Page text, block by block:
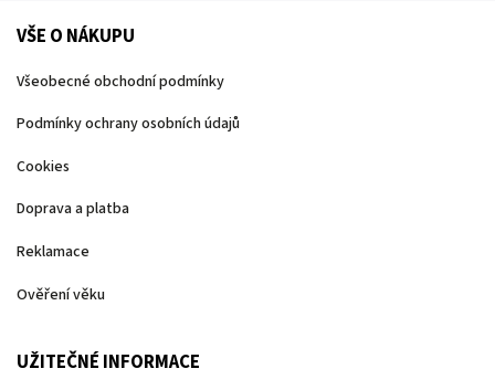
VŠE O NÁKUPU
Všeobecné obchodní podmínky
Podmínky ochrany osobních údajů
Cookies
Doprava a platba
Reklamace
Ověření věku
UŽITEČNÉ INFORMACE